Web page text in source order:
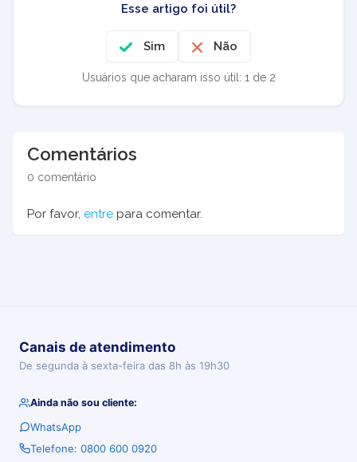
Esse artigo foi útil?
Sim Não
Usuários que acharam isso útil: 1 de 2
Comentários
0 comentário
Por favor, entre para comentar.
Canais de atendimento
De segunda à sexta-feira das 8h às 19h30
Ainda não sou cliente:
WhatsApp
Telefone: 0800 600 0920